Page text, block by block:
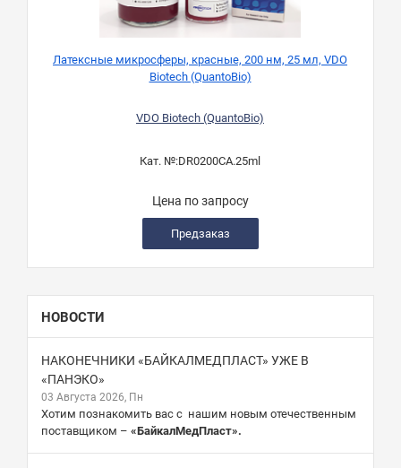
Латексные микросферы, красные, 200 нм, 25 мл, VDO
Biotech (QuantoBio)
VDO Biotech (QuantoBio)
Кат. №:DR0200CA.25ml
Цена по запросу
Предзаказ
НОВОСТИ
НАКОНЕЧНИКИ «БАЙКАЛМЕДПЛАСТ» УЖЕ В
«ПАНЭКО»
03 Августа 2026, Пн
Хотим познакомить вас с нашим новым отечественным
поставщиком – «БайкалМедПласт».